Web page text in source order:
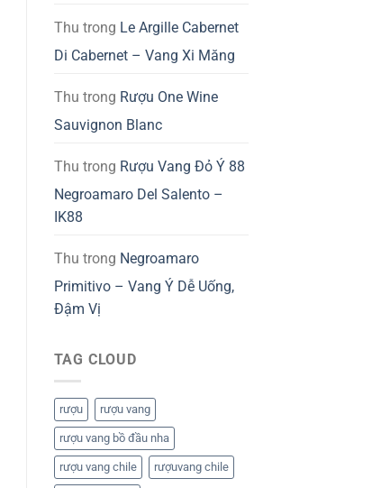
Thu trong Le Argille Cabernet
Di Cabernet – Vang Xi Măng
Thu trong Rượu One Wine
Sauvignon Blanc
Thu trong Rượu Vang Đỏ Ý 88
Negroamaro Del Salento –
IK88
Thu trong Negroamaro
Primitivo – Vang Ý Dễ Uống,
Đậm Vị
TAG CLOUD
rượu rượu vang
rượu vang bồ đầu nha
rượu vang chile rượuvang chile